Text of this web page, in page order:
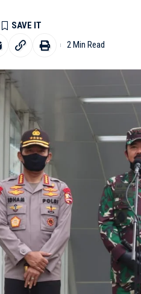
2 Min Read